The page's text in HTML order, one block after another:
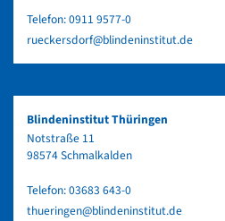
Telefon:0911 9577-0
rueckersdorf@blindeninstitut.de
Blindeninstitut Thüringen
Notstraße 11
98574 Schmalkalden
Telefon:03683 643-0
thueringen@blindeninstitut.de